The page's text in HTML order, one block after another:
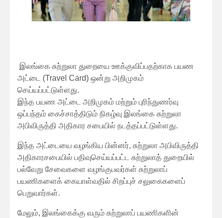
இலங்கை சுற்றுலா துறையை ஊக்குவிப்பதற்காக பயண
அட்டை (Travel Card) ஒன்று அறிமுகம்
செய்யப்பட்டுள்ளது.
இந்த பயண அட்டை அறிமுகம் மற்றும் புரிந்துணர்வு
ஒப்பந்தம் கைச்சாத்திடும் நிகழ்வு இலங்கை சுற்றுலா
அபிவிருத்தி அதிகார சபையில் நடத்தப்பட்டுள்ளது.
இந்த அட்டையை வழங்கிய பின்னர், சுற்றுலா அபிவிருத்தி
அதிகாரசபையில் பதிவுசெய்யப்பட்ட சுற்றுலாத் துறையில்
பல்வேறு சேவைகளை வழங்குபவர்கள் சுற்றுலாப்
பயணிகளைக் கையாள்வதில் சிறப்புச் சலுகைகளைப்
பெறுவார்கள்.
மேலும், இலங்கைக்கு வரும் சுற்றுலாப் பயணிகளின்